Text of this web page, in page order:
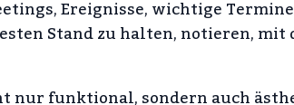
Ereignisse, wichtige
Stand zu halten, notieren, mit
nur funktional, sondern auch